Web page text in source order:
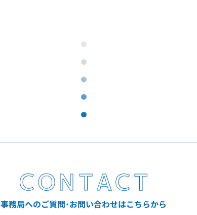
事務局へのご質問･お問い合わせはこちらから